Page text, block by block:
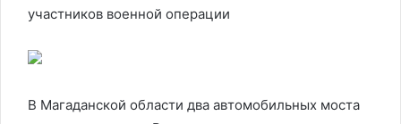
участников военной операции
В Магаданской области два автомобильных моста